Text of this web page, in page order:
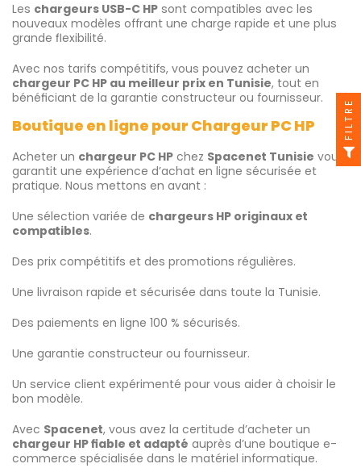
Les chargeurs USB-C HP sont compatibles avec les
nouveaux modèles offrant une charge rapide et une plus
grande flexibilité.
Avec nos tarifs compétitifs, vous pouvez acheter un
chargeur PC HP au meilleur prix en Tunisie, tout en
bénéficiant de la garantie constructeur ou fournisseur.
Boutique en ligne pour Chargeur PC HP
Acheter un chargeur PC HP chez Spacenet Tunisie vous
garantit une expérience d’achat en ligne sécurisée et
pratique. Nous mettons en avant :
Une sélection variée de chargeurs HP originaux et
compatibles.
Des prix compétitifs et des promotions régulières.
Une livraison rapide et sécurisée dans toute la Tunisie.
Des paiements en ligne 100 % sécurisés.
Une garantie constructeur ou fournisseur.
Un service client expérimenté pour vous aider à choisir le
bon modèle.
Avec Spacenet, vous avez la certitude d’acheter un
chargeur HP fiable et adapté auprès d’une boutique e-
commerce spécialisée dans le matériel informatique.
FILTRE